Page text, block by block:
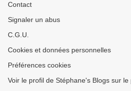
Contact
Signaler un abus
C.G.U.
Cookies et données personnelles
Préférences cookies
Voir le profil de Stéphane's Blogs sur le